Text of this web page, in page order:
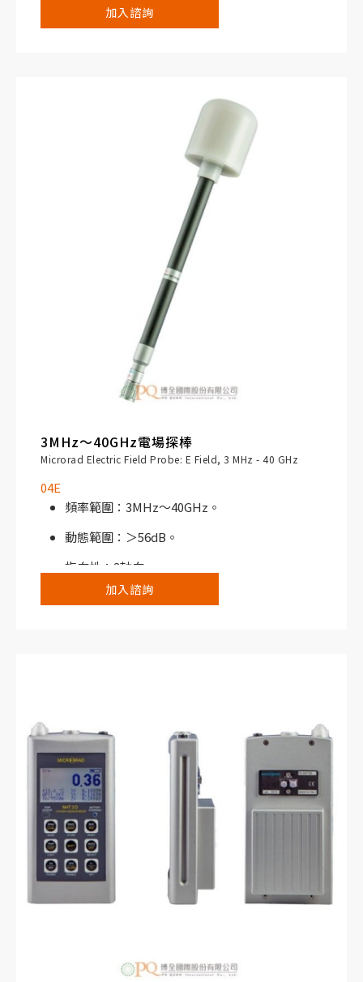
靈敏度：＞200µT。
典型應用：有植入心律調節器的病人的場所、磁
共振成像（MRI）、電鍍處理、鐵路供電設備、
加入諮詢
3MHz～40GHz電場探棒
Microrad Electric Field Probe: E Field, 3 MHz - 40 GHz
04E
頻率範圍：3MHz～40GHz。
動態範圍：＞56dB。
指向性：3軸向。
搭配NHT310寬頻電磁場分析儀或NHT3D選頻/
測量系統；無線電信系統例如行動電話基地台、
衛星通信設備、廣播設備、WiFi、Wi-Max及
LTE。
加入諮詢